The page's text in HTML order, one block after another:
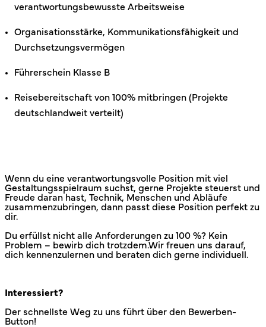
verantwortungsbewusste Arbeitsweise
Organisationsstärke, Kommunikationsfähigkeit und
Durchsetzungsvermögen
Führerschein Klasse B
Reisebereitschaft von 100% mitbringen (Projekte
deutschlandweit verteilt)
Wenn du eine verantwortungsvolle Position mit viel
Gestaltungsspielraum suchst, gerne Projekte steuerst und
Freude daran hast, Technik, Menschen und Abläufe
zusammenzubringen, dann passt diese Position perfekt zu
dir.
Du erfüllst nicht alle Anforderungen zu 100 %? Kein
Problem – bewirb dich trotzdem.Wir freuen uns darauf,
dich kennenzulernen und beraten dich gerne individuell.
Interessiert?
Der schnellste Weg zu uns führt über den Bewerben-
Button!